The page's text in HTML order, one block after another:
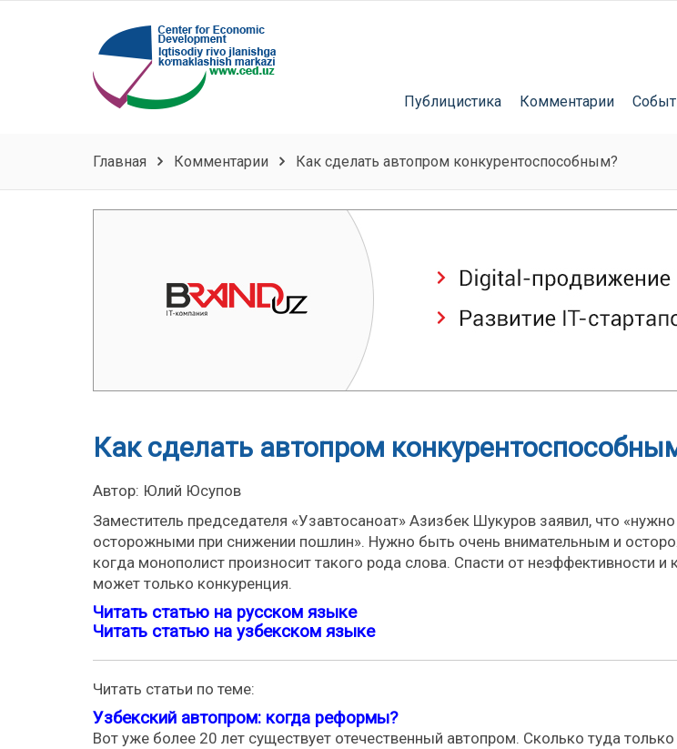
Публицистика Комментарии
Главная Комментарии Как сделать автопром конкурентоспособным?
Как сделать автопром
Автор: Юлий Юсупов
Заместитель председателя «Узавтосаноат» Азизбек Шукуров заявил, что
осторожными при снижении пошлин». Нужно быть очень внимательным и
когда монополист произносит такого рода слова. Спасти от неэффективности
может только конкуренция.
Читать статью на русском языке
Читать статью на узбекском языке
Читать статьи по теме:
Узбекский автопром: когда реформы?
Вот уже более 20 лет существует отечественный автопром. Сколько туда